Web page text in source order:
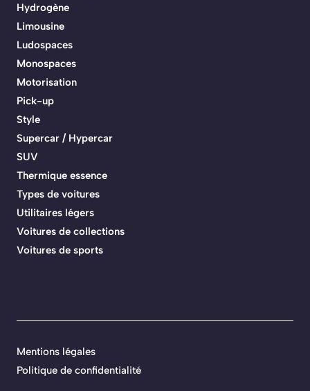
Hydrogène
Limousine
Ludospaces
Monospaces
Motorisation
Pick-up
Style
Supercar / Hypercar
SUV
Thermique essence
Types de voitures
Utilitaires légers
Voitures de collections
Voitures de sports
Mentions légales
Politique de confidentialité